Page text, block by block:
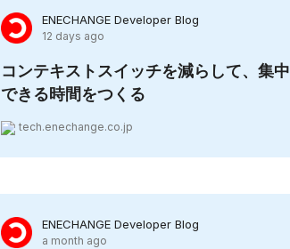
ENECHANGE Developer Blog
12 days ago
コンテキストスイッチを減らして、集中
できる時間をつくる
tech.enechange.co.jp
ENECHANGE Developer Blog
a month ago